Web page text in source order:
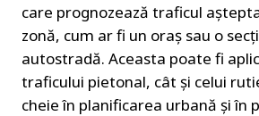
care prognozează traficul
zonă, cum ar fi un oraș sau o
autostradă. Aceasta poate fi
traficului pietonal, cât și celui
cheie în planificarea urbană și în